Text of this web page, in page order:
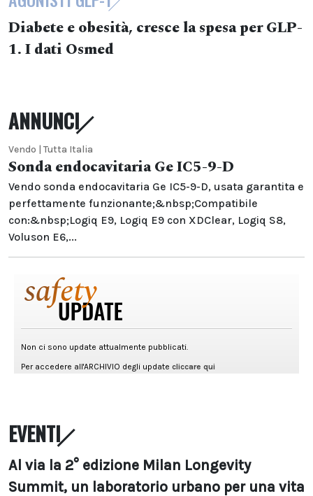
Diabete e obesità, cresce la spesa per GLP-
1. I dati Osmed
ANNUNCI
Vendo | Tutta Italia
Sonda endocavitaria Ge IC5-9-D
Vendo sonda endocavitaria Ge IC5-9-D, usata garantita e
perfettamente funzionante;&nbsp;Compatibile
con:&nbsp;Logiq E9, Logiq E9 con XDClear, Logiq S8,
Voluson E6,...
EVENTI
Al via la 2° edizione Milan Longevity
Summit, un laboratorio urbano per una vita